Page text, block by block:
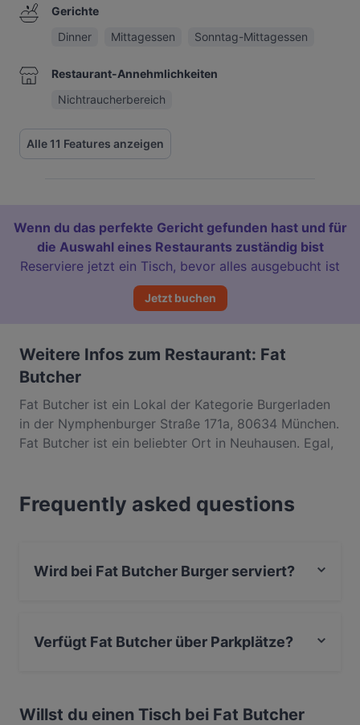
Gerichte
Dinner
Mittagessen Sonntag-Mittagessen
Restaurant-Annehmlichkeiten
Nichtraucherbereich
Alle 11 Features anzeigen
Wenn du das perfekte Gericht gefunden hast und für
die Auswahl eines Restaurants zuständig bist
Reserviere jetzt ein Tisch, bevor alles ausgebucht ist
Jetzt buchen
Weitere Infos zum Restaurant: Fat
Butcher
Fat Butcher ist ein Lokal der Kategorie Burgerladen
in der Nymphenburger Straße 171a, 80634 München.
Fat Butcher ist ein beliebter Ort in Neuhausen. Egal,
Feinschmeckererlebnis bist, entdecke die Gerichte
im Fat Butcher und erlebe authentische Burger
Frequently asked questions
Wird bei Fat Butcher Burger serviert?
Verfügt Fat Butcher über Parkplätze?
Willst du einen Tisch bei Fat Butcher